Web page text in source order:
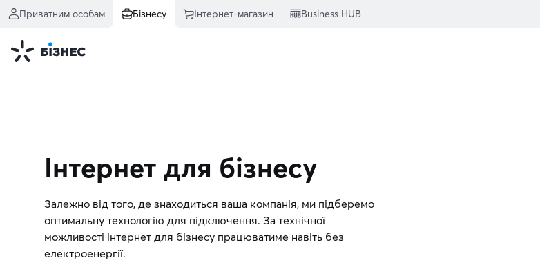
Приватним особам Бізнесу Інтернет-магазин Business HUB
Інтернет для бізнесу
Залежно від того, де знаходиться ваша компанія, ми підберемо
оптимальну технологію для підключення. За технічної
можливості інтернет для бізнесу працюватиме навіть без
електроенергії.